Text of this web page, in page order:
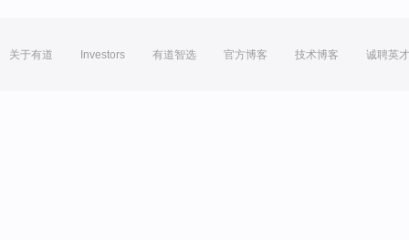
关于有道 Investors 有道智选 官方博客 技术博客 诚聘英才